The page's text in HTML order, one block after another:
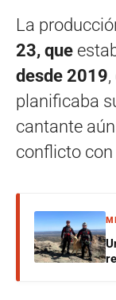
La
23, que
desde 2019
planificaba
cantante
conflicto